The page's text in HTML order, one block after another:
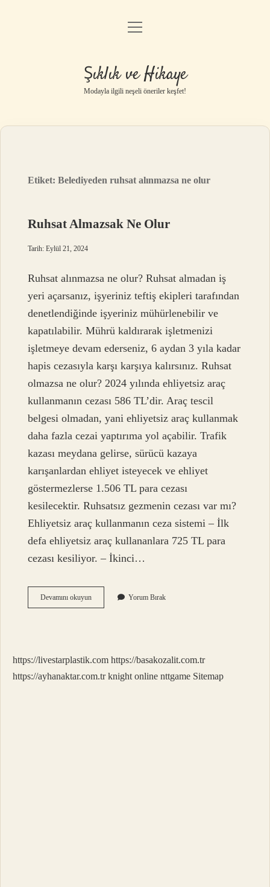
Gizlilik Politikası
Yasal Uyarı
menüyü
Şıklık ve Hikaye
Modayla ilgili neşeli öneriler keşfet!
Etiket:Belediyeden ruhsat alınmazsa ne olur
Ruhsat Almazsak Ne Olur
Tarih: Eylül 21, 2024
Ruhsat alınmazsa ne olur? Ruhsat almadan iş
yeri açarsanız, işyeriniz teftiş ekipleri tarafından
denetlendiğinde işyeriniz mühürlenebilir ve
kapatılabilir. Mührü kaldırarak işletmenizi
işletmeye devam ederseniz, 6 aydan 3 yıla kadar
hapis cezasıyla karşı karşıya kalırsınız. Ruhsat
olmazsa ne olur? 2024 yılında ehliyetsiz araç
kullanmanın cezası 586 TL’dir. Araç tescil
belgesi olmadan, yani ehliyetsiz araç kullanmak
daha fazla cezai yaptırıma yol açabilir. Trafik
kazası meydana gelirse, sürücü kazaya
karışanlardan ehliyet isteyecek ve ehliyet
göstermezlerse 1.506 TL para cezası
kesilecektir. Ruhsatsız gezmenin cezası var mı?
Ehliyetsiz araç kullanmanın ceza sistemi – İlk
defa ehliyetsiz araç kullananlara 725 TL para
cezası kesiliyor. – İkinci…
Devamını okuyunRuhsat
Almazsak
Yorum Bırak
https://livestarplastik.com https://basakozalit.com.tr
https://ayhanaktar.com.tr knight online nttgame Sitemap